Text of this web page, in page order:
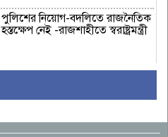
পুলিশের নিয়োগ-বদলিতে রাজনৈতিক
হস্তক্ষেপ নেই -রাজশাহীতে স্বরাষ্ট্রমন্ত্রী
বছর পূর্তি উদযাপন